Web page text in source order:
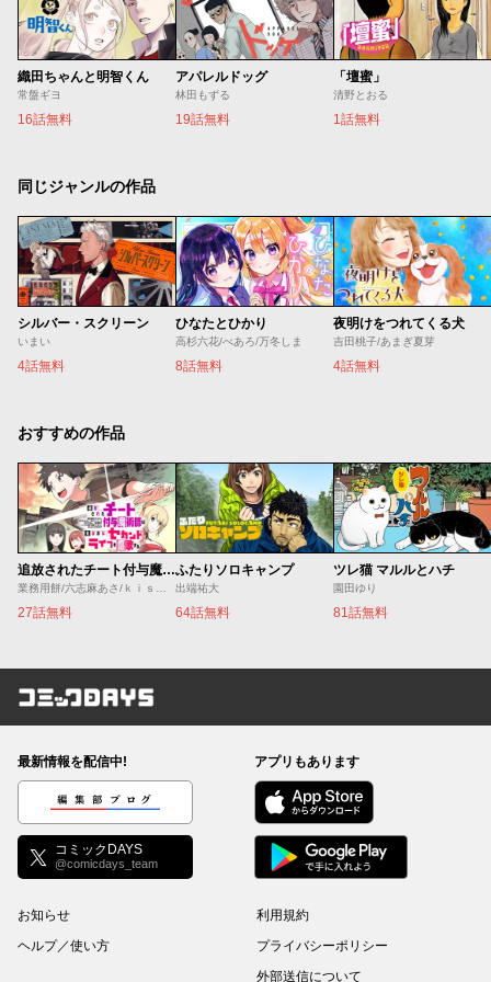
織田ちゃんと明智くん
常盤ギヨ
16話無料
アパレルドッグ
林田もずる
19話無料
「壇蜜」
清野とおる
1話無料
同じジャンルの作品
シルバー・スクリーン
いまい
4話無料
ひなたとひかり
高杉六花/べあろ/万冬しま
8話無料
夜明けをつれてくる犬
吉田桃子/あまぎ夏芽
4話無料
おすすめの作品
追放されたチート付与魔術師は気ままなセカンドライフを謳歌する。 ～俺は武器だけじゃなく、あらゆるものに『強化ポイント』を付与できるし、俺の意思でいつでも効果を解除できるけど、残った人たち大丈夫？～
27話無料
ふたりソロキャンプ
出端祐大
64話無料
ツレ猫 マルルとハチ
園田ゆり
81話無料
コミックDAYS
最新情報を配信中!
編集部ブログ
コミックDAYS
@comicdays_team
アプリもあります
お知らせ
ヘルプ／使い方
利用規約
プライバシーポリシー
外部送信について